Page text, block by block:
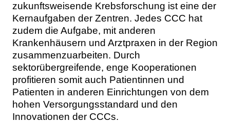
zukunftsweisende Krebsforschung ist eine der
Kernaufgaben der Zentren. Jedes CCC hat
zudem die Aufgabe, mit anderen
Krankenhäusern und Arztpraxen in der Region
zusammenzuarbeiten. Durch
sektorübergreifende, enge Kooperationen
profitieren somit auch Patientinnen und
Patienten in anderen Einrichtungen von dem
hohen Versorgungsstandard und den
Innovationen der CCCs.